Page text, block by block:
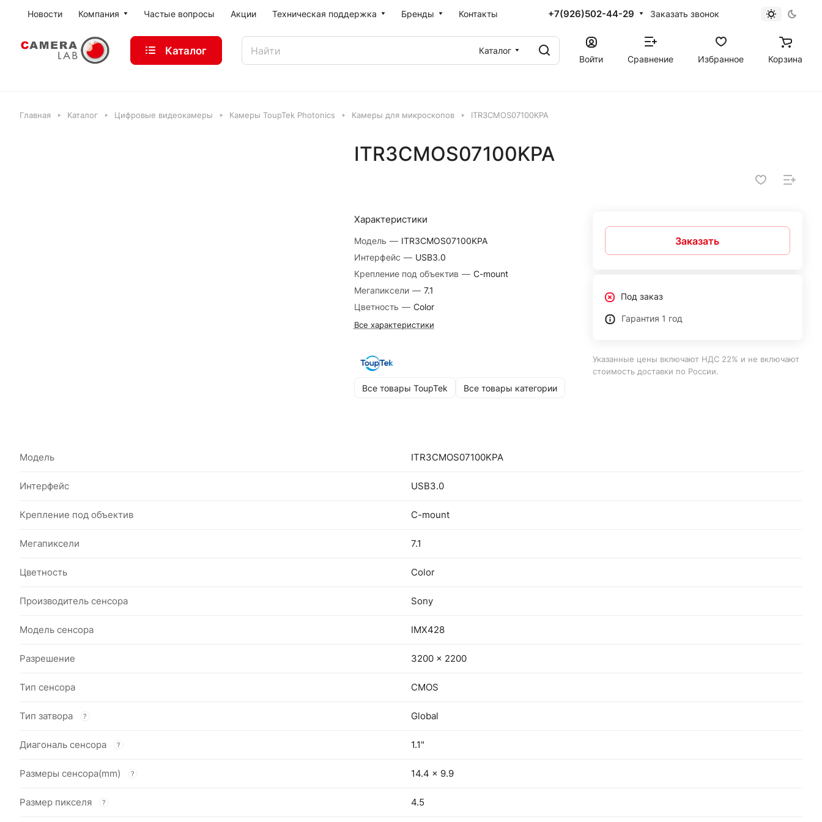
Новости Компания Частые вопросы Акции Техническая поддержка Бренды Контакты +7(926)502-44-29 Заказать звонок
Каталог
Каталог
Войти
Сравнение Избранное Корзина
Главная Каталог Цифровые видеокамеры Камеры ToupTek Photonics Камеры для микроскопов ITR3CMOS07100KPA
ITR3CMOS07100KPA
Характеристики
Модель — ITR3CMOS07100KPA
Интерфейс — USB3.0
Крепление под объектив — C-mount
Мегапиксели — 7.1
Цветность — Color
Все характеристики
Все товары ToupTek Все товары категории
Заказать
Под заказ
Гарантия 1 год
Указанные цены включают НДС 22% и не включают
стоимость доставки по России.
Модель ITR3CMOS07100KPA
Интерфейс USB3.0
Крепление под объектив C-mount
Мегапиксели 7.1
Цветность Color
Производитель сенсора Sony
Модель сенсора IMX428
Разрешение 3200 × 2200
Тип сенсора CMOS
Тип затвора ? Global
Диагональ сенсора ? 1.1"
Размеры сенсора(mm) ? 14.4 × 9.9
Размер пикселя ? 4.5